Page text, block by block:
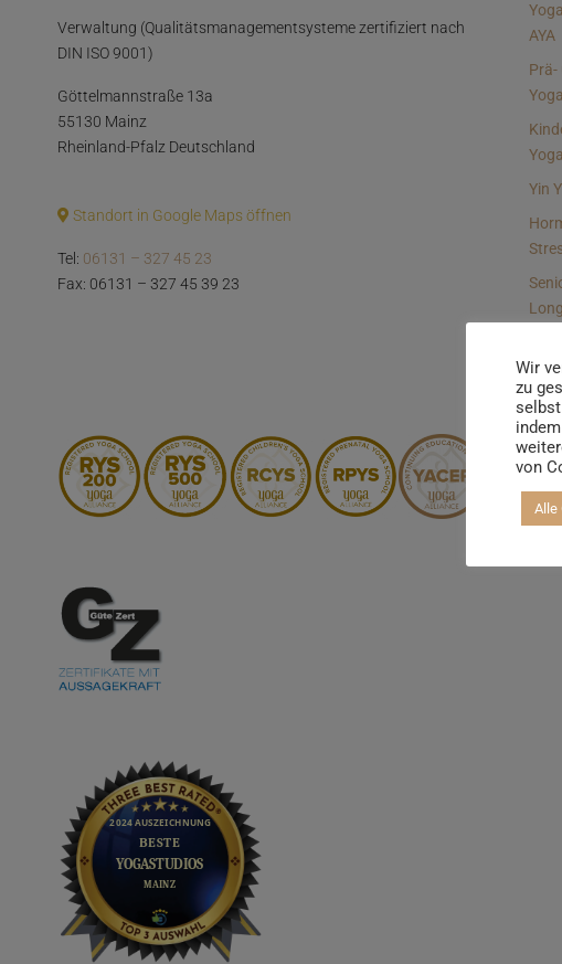
Verwaltung (Qualitätsmanagementsysteme zertifiziert nach
DIN ISO 9001)
Göttelmannstraße 13a
55130 Mainz
Rheinland-Pfalz Deutschland
Standort in Google Maps öffnen
Tel: 06131 – 327 45 23
Fax: 06131 – 327 45 39 23
AYA
Prä-
Yin
Wir
zu
von
Alle